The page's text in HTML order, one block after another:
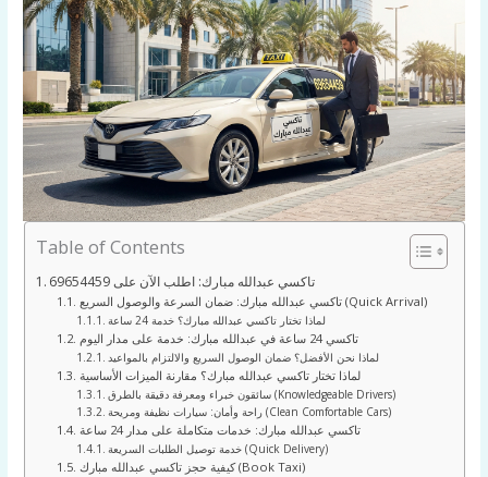
Table of Contents
تاكسي عبدالله مبارك: اطلب الآن على 69654459
تاكسي عبدالله مبارك: ضمان السرعة والوصول السريع (Quick Arrival)
لماذا تختار تاكسي عبدالله مبارك؟ خدمة 24 ساعة
تاكسي 24 ساعة في عبدالله مبارك: خدمة على مدار اليوم
لماذا نحن الأفضل؟ ضمان الوصول السريع والالتزام بالمواعيد
لماذا تختار تاكسي عبدالله مبارك؟ مقارنة الميزات الأساسية
سائقون خبراء ومعرفة دقيقة بالطرق (Knowledgeable Drivers)
راحة وأمان: سيارات نظيفة ومريحة (Clean Comfortable Cars)
تاكسي عبدالله مبارك: خدمات متكاملة على مدار 24 ساعة
خدمة توصيل الطلبات السريعة (Quick Delivery)
كيفية حجز تاكسي عبدالله مبارك (Book Taxi)